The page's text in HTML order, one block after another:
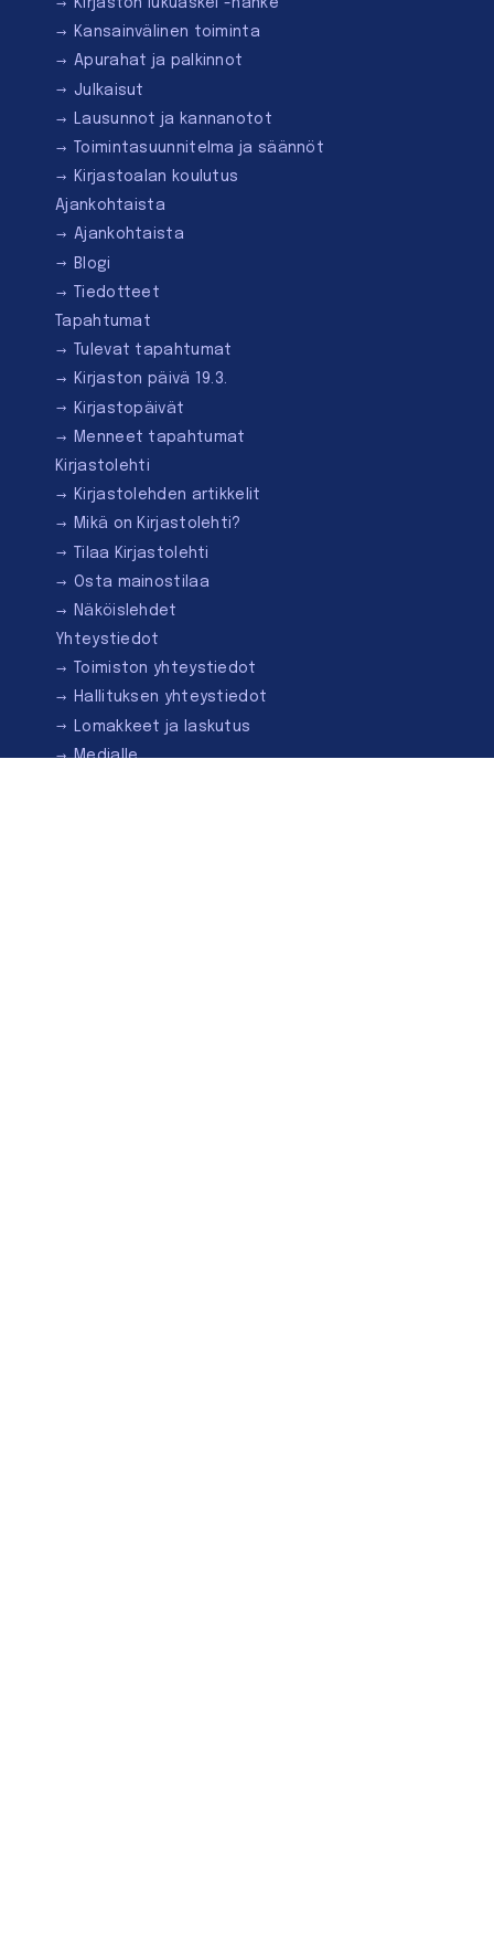
Kirjaston lukuaskel -hanke
Kansainvälinen toiminta
Apurahat ja palkinnot
Julkaisut
Lausunnot ja kannanotot
Toimintasuunnitelma ja säännöt
Kirjastoalan koulutus
Ajankohtaista
Ajankohtaista
Blogi
Tiedotteet
Tapahtumat
Tulevat tapahtumat
Kirjaston päivä 19.3.
Kirjastopäivät
Menneet tapahtumat
Kirjastolehti
Kirjastolehden artikkelit
Mikä on Kirjastolehti?
Tilaa Kirjastolehti
Osta mainostilaa
Näköislehdet
Yhteystiedot
Toimiston yhteystiedot
Hallituksen yhteystiedot
Lomakkeet ja laskutus
Medialle